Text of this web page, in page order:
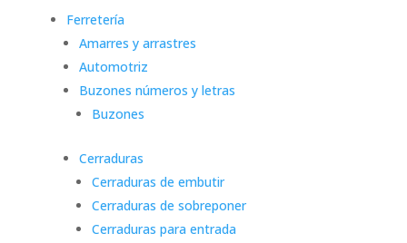
Ferretería
Amarres y arrastres
Automotriz
Buzones números y letras
Buzones
Cerraduras
Cerraduras de embutir
Cerraduras de sobreponer
Cerraduras para entrada